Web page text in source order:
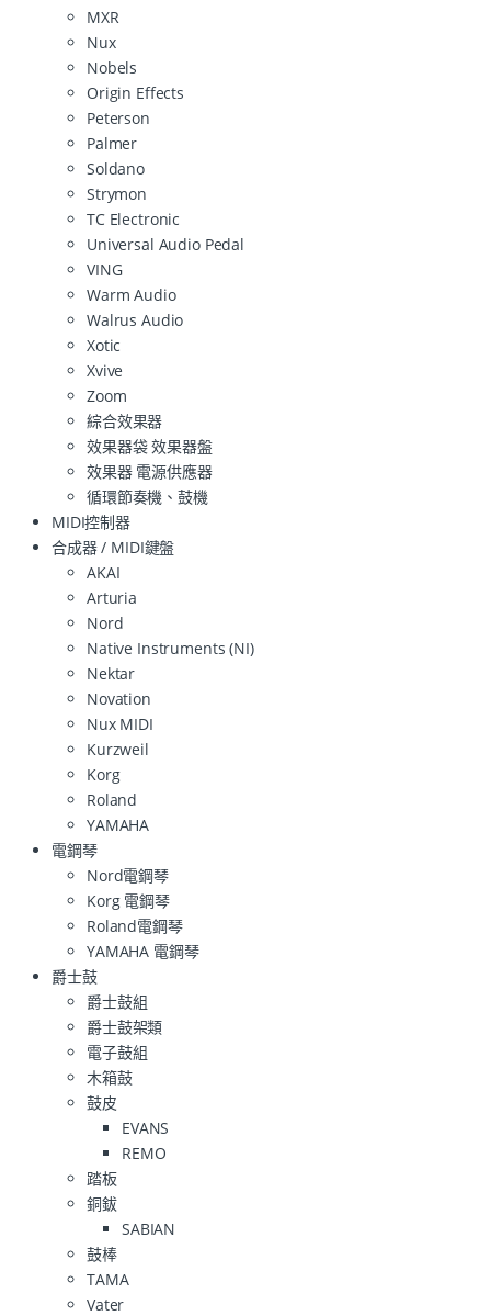
MXR
Nux
Nobels
Origin Effects
Peterson
Palmer
Soldano
Strymon
TC Electronic
Universal Audio Pedal
VING
Warm Audio
Walrus Audio
Xotic
Xvive
Zoom
綜合效果器
效果器袋 效果器盤
效果器 電源供應器
循環節奏機、鼓機
MIDI控制器
合成器 / MIDI鍵盤
AKAI
Arturia
Nord
Native Instruments (NI)
Nektar
Novation
Nux MIDI
Kurzweil
Korg
Roland
YAMAHA
電鋼琴
Nord電鋼琴
Korg 電鋼琴
Roland電鋼琴
YAMAHA 電鋼琴
爵士鼓
爵士鼓組
爵士鼓架類
電子鼓組
木箱鼓
鼓皮
EVANS
REMO
踏板
銅鈸
SABIAN
鼓棒
TAMA
Vater